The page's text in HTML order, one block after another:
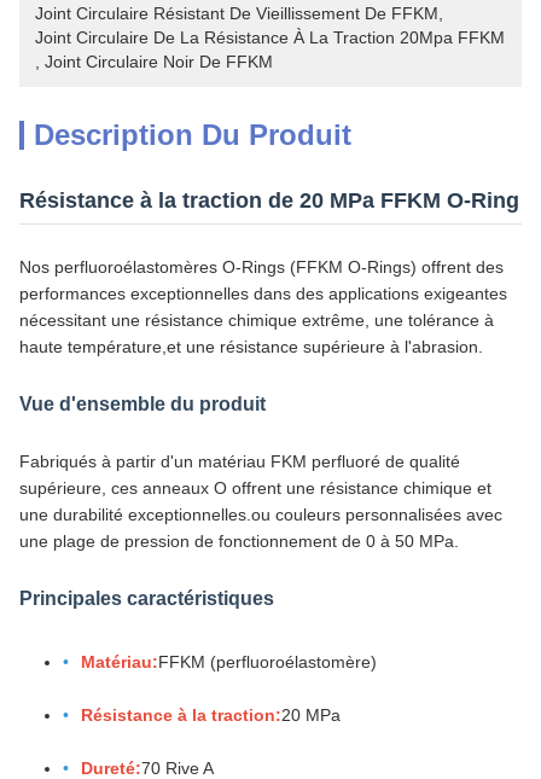
Joint Circulaire Résistant De Vieillissement De FFKM
Joint Circulaire De La Résistance À La Traction 20Mpa FFKM
Joint Circulaire Noir De FFKM
Description Du Produit
Résistance à la traction de 20 MPa FFKM O-Ring
Nos perfluoroélastomères O-Rings (FFKM O-Rings) offrent des
performances exceptionnelles dans des applications exigeantes
nécessitant une résistance chimique extrême, une tolérance à
haute température,et une résistance supérieure à l'abrasion.
Vue d'ensemble du produit
Fabriqués à partir d'un matériau FKM perfluoré de qualité
supérieure, ces anneaux O offrent une résistance chimique et
une durabilité exceptionnelles.ou couleurs personnalisées avec
une plage de pression de fonctionnement de 0 à 50 MPa.
Principales caractéristiques
Matériau:FFKM (perfluoroélastomère)
Résistance à la traction:20 MPa
Dureté:70 Rive A